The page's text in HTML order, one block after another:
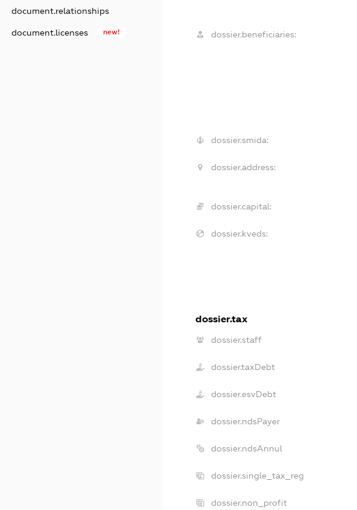
document.relationships
document.licenses new! dossier.beneficiaries:
dossier.smida:
dossier.address:
dossier.capital:
dossier.kveds:
dossier.tax
dossier.staff
dossier.taxDebt
dossier.esvDebt
dossier.ndsPayer
dossier.ndsAnnul
dossier.single_tax_reg
dossier.non_profit